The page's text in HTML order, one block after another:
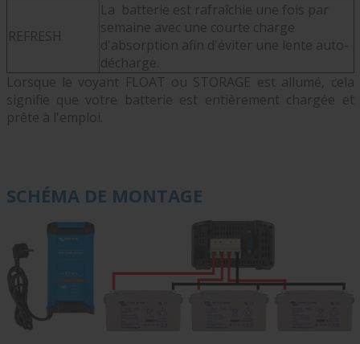
REFRESH
La batterie est rafraîchie une fois par
semaine avec une courte charge
d'absorption afin d'éviter une lente auto-
décharge.
Lorsque le voyant FLOAT ou STORAGE est allumé, cela
signifie que votre batterie est entièrement chargée et
prête à l'emploi.
SCHÉMA DE MONTAGE